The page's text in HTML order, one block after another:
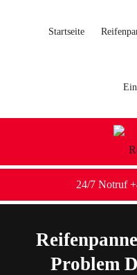
Startseite
24/7 Notruf
Problem